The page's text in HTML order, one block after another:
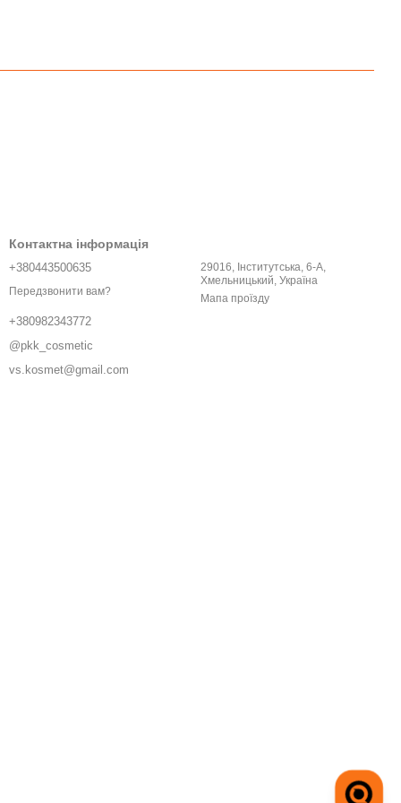
Контактна інформація
+380443500635
Передзвонити вам?
+380982343772
@pkk_cosmetic
vs.kosmet@gmail.com
29016, Інститутська, 6-A,
Хмельницький, Україна
Мапа проїзду